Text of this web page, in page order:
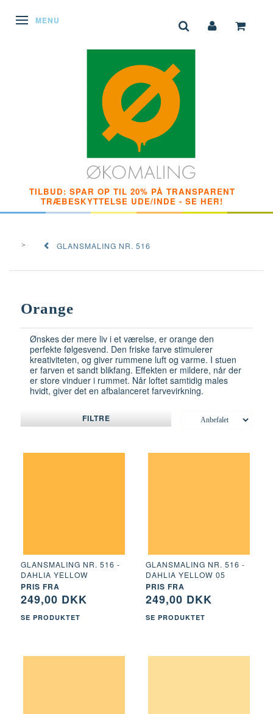
SKIFTE NAVIGATION
MENU
TILBUD: SPAR OP TIL 20% PÅ TRANSPARENT
TRÆBESKYTTELSE UDE/INDE - SE HER!
GLANSMALING NR. 516
Orange
Ønskes der mere liv i et værelse, er orange den
perfekte følgesvend. Den friske farve stimulerer
kreativiteten, og giver rummene luft og varme. I stuen
er farven et sandt blikfang. Effekten er mildere, når der
er store vinduer i rummet. Når loftet samtidig males
hvidt, giver det en afbalanceret farvevirkning.
FILTRE
GLANSMALING NR. 516 -
DAHLIA YELLOW
PRIS FRA
249,00 DKK
SE PRODUKTET
GLANSMALING NR. 516 -
DAHLIA YELLOW 05
PRIS FRA
249,00 DKK
SE PRODUKTET